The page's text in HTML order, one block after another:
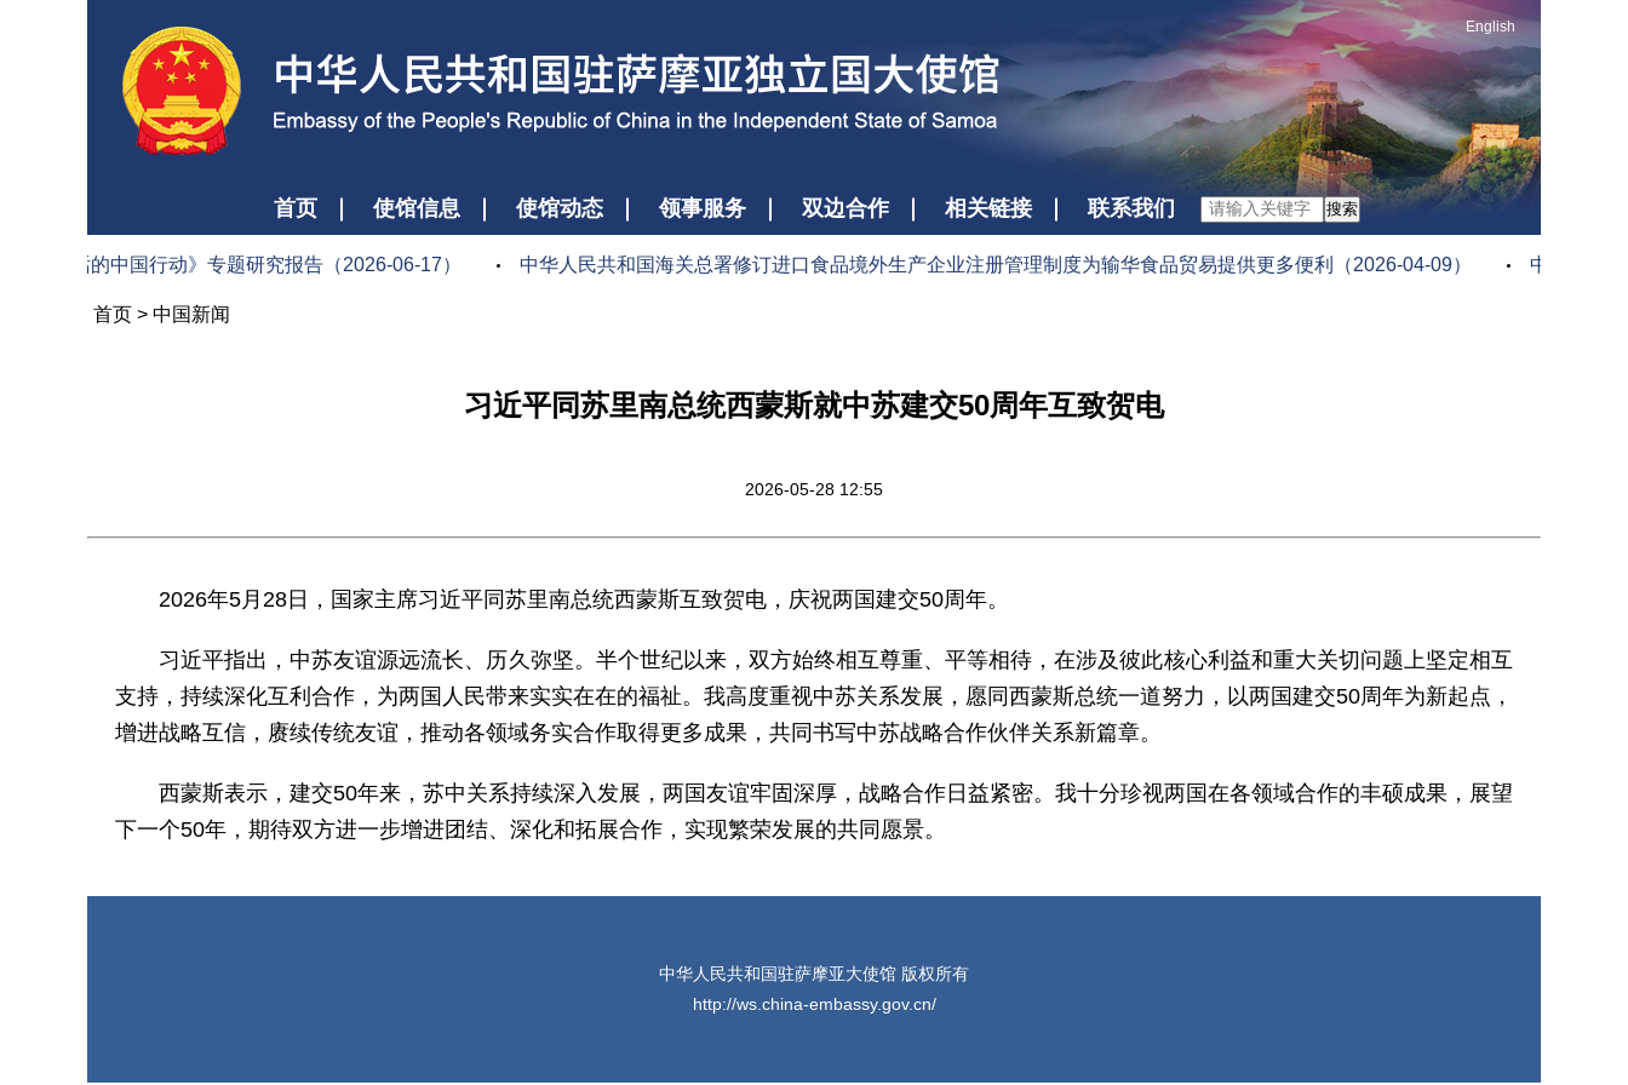
English
首页 使馆信息 使馆动态 领事服务 双边合作 相关链接 联系我们 搜索
明对话的中国行动》专题研究报告（2026-06-17） 中华人民共和国海关总署修订进口食品境外生产企业注册管理制度为输华食品贸易提供更多便利（2026-04-09） 中共中央
首页 > 中国新闻
习近平同苏里南总统西蒙斯就中苏建交50周年互致贺电
2026-05-28 12:55
2026年5月28日，国家主席习近平同苏里南总统西蒙斯互致贺电，庆祝两国建交50周年。
习近平指出，中苏友谊源远流长、历久弥坚。半个世纪以来，双方始终相互尊重、平等相待，在涉及彼此核心利益和重大关切问题上坚定相互
支持，持续深化互利合作，为两国人民带来实实在在的福祉。我高度重视中苏关系发展，愿同西蒙斯总统一道努力，以两国建交50周年为新起点，
增进战略互信，赓续传统友谊，推动各领域务实合作取得更多成果，共同书写中苏战略合作伙伴关系新篇章。
西蒙斯表示，建交50年来，苏中关系持续深入发展，两国友谊牢固深厚，战略合作日益紧密。我十分珍视两国在各领域合作的丰硕成果，展望
下一个50年，期待双方进一步增进团结、深化和拓展合作，实现繁荣发展的共同愿景。
中华人民共和国驻萨摩亚大使馆 版权所有
http://ws.china-embassy.gov.cn/